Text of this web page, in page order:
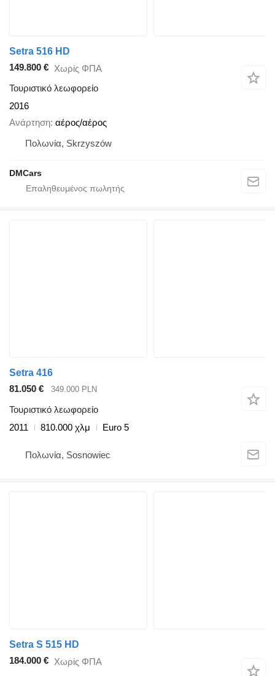
Setra 516 HD
149.800 € Χωρίς ΦΠΑ
Τουριστικό λεωφορείο
2016
Ανάρτηση αέρος/αέρος
Πολωνία, Skrzyszów
DMCars
Setra 416
81.050 €
349.000 PLN
Τουριστικό λεωφορείο
2011
810.000 χλμ Euro 5
Πολωνία, Sosnowiec
Setra S 515 HD
184.000 € Χωρίς ΦΠΑ